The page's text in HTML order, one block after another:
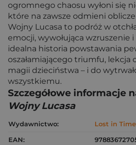
ogromnego chaosu wyłoni się
które na zawsze odmieni
Wojny Lucasa to podróż w
emocji, wywołująca wzruszenie
idealna historia powstawania
oszałamiającego triumfu, lekcja
magii dzieciństwa – i do
wszystkiemu.
Szczegółowe informacje
Wojny Lucasa
Wydawnictwo:
Lost in Time
EAN: